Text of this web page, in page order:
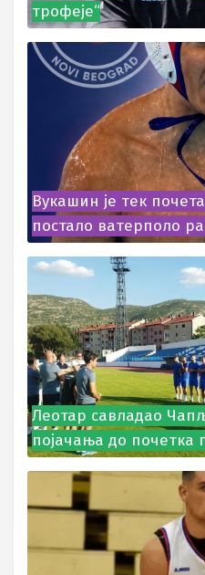
трофеје“
Вукашин је тек
постало ватерполо
Леотар савладао
појачања до почетка